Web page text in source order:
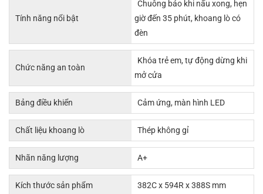
Tính năng nổi bật
Chuông báo khi nấu xong, hẹn
giờ đến 35 phút, khoang lò có
đèn
Chức năng an toàn
Khóa trẻ em, tự động dừng khi
mở cửa
Bảng điều khiển Cảm ứng, màn hình LED
Chất liệu khoang lò Thép không gỉ
Nhãn năng lượng A+
Kích thước sản phẩm 382C x 594R x 388S mm